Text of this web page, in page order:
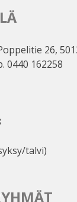
26,
0440 162258
talvi)